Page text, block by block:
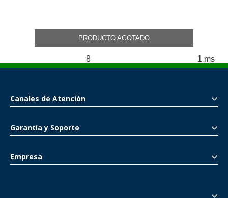
PRODUCTO AGOTADO
8 1 ms
Canales de Atención
Garantía y Soporte
Empresa